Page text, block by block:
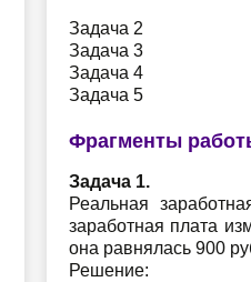
Задача 2
Задача 3
Задача 4
Задача 5
Фрагменты
Задача 1.
Реальная
заработная плата
она равнялась 900
Решение: